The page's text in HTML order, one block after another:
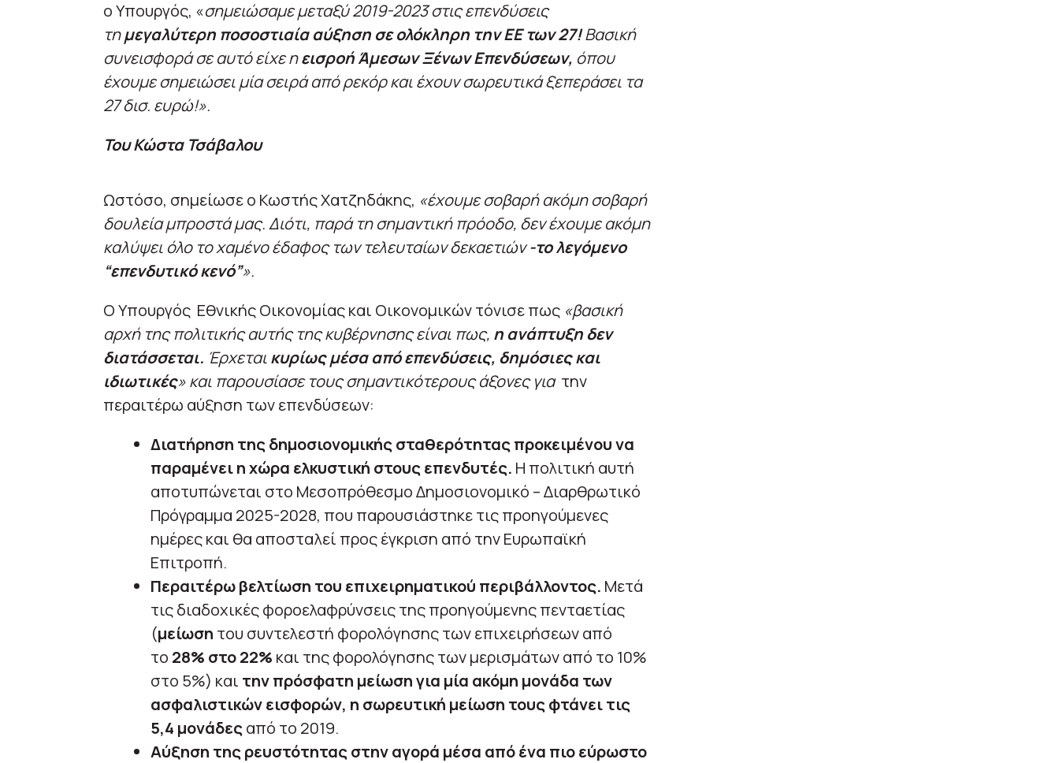
ο Υπουργός, «σημειώσαμε μεταξύ 2019-2023 στις επενδύσεις
τημεγαλύτερη ποσοστιαία αύξηση σε ολόκληρη την ΕΕ των 27!Βασική
συνεισφορά σε αυτό είχε ηεισροή Άμεσων Ξένων Επενδύσεων, όπου
έχουμε σημειώσει μία σειρά από ρεκόρ και έχουν σωρευτικά ξεπεράσει τα
27 δισ. ευρώ!».
Του Κώστα Τσάβαλου
Ωστόσο, σημείωσε ο Κωστής Χατζηδάκης, «έχουμε σοβαρή ακόμη σοβαρή
δουλεία μπροστά μας.Διότι, παρά τη σημαντική πρόοδο, δεν έχουμε ακόμη
καλύψει όλο το χαμένο έδαφος των τελευταίων δεκαετιών-το λεγόμενο
“επενδυτικό κενό”».
Ο Υπουργός Εθνικής Οικονομίας και Οικονομικών τόνισε πως «βασική
αρχή της πολιτικής αυτής της κυβέρνησης είναι πως, η ανάπτυξη δεν
διατάσσεται. Έρχεταικυρίως μέσα από επενδύσεις, δημόσιες και
ιδιωτικές» και παρουσίασε τους σημαντικότερους άξονες για την
περαιτέρω αύξηση των επενδύσεων:
Διατήρηση της δημοσιονομικής σταθερότητας προκειμένου να
παραμένει η χώρα ελκυστική στους επενδυτές. Η πολιτική αυτή
αποτυπώνεται στο Μεσοπρόθεσμο Δημοσιονομικό – Διαρθρωτικό
Πρόγραμμα 2025-2028, που παρουσιάστηκε τις προηγούμενες
ημέρες και θα αποσταλεί προς έγκριση από την Ευρωπαϊκή
Επιτροπή.
Περαιτέρω βελτίωση του επιχειρηματικού περιβάλλοντος. Μετά
τις διαδοχικές φοροελαφρύνσεις της προηγούμενης πενταετίας
(μείωση του συντελεστή φορολόγησης των επιχειρήσεων από
το 28% στο 22% και της φορολόγησης των μερισμάτων από το 10%
στο 5%) και την πρόσφατη μείωση για μία ακόμη μονάδα των
ασφαλιστικών εισφορών, η σωρευτική μείωση τους φτάνει τις
5,4 μονάδεςαπό το 2019.
Αύξηση της ρευστότητας στην αγορά μέσα από ένα πιο εύρωστο